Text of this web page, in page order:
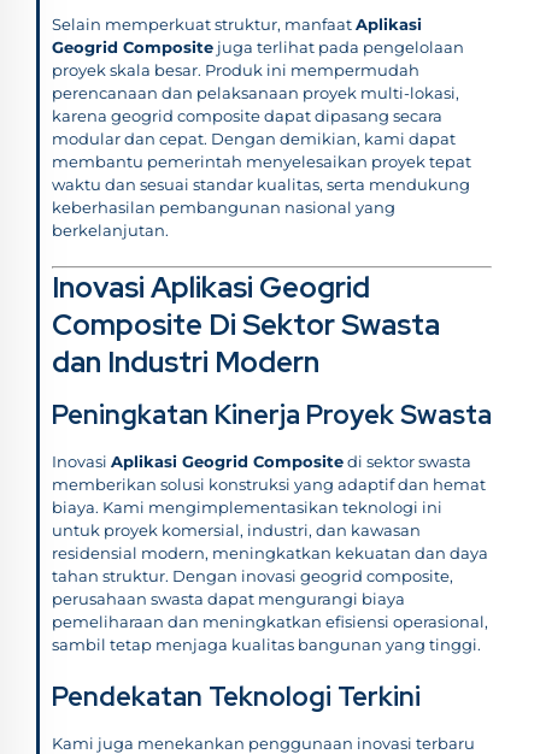
Selain memperkuat struktur, manfaatAplikasi
Geogrid Composite juga terlihat pada pengelolaan
proyek skala besar. Produk ini mempermudah
perencanaan dan pelaksanaan proyek multi-lokasi,
karena geogrid composite dapat dipasang secara
modular dan cepat. Dengan demikian, kami dapat
membantu pemerintah menyelesaikan proyek tepat
waktu dan sesuai standar kualitas, serta mendukung
keberhasilan pembangunan nasional yang
berkelanjutan.
Inovasi Aplikasi Geogrid
Composite Di Sektor Swasta
dan Industri Modern
Peningkatan Kinerja Proyek Swasta
Inovasi Aplikasi Geogrid Compositedi sektor swasta
memberikan solusi konstruksi yang adaptif dan hemat
biaya. Kami mengimplementasikan teknologi ini
untuk proyek komersial, industri, dan kawasan
residensial modern, meningkatkan kekuatan dan daya
tahan struktur. Dengan inovasi geogrid composite,
perusahaan swasta dapat mengurangi biaya
pemeliharaan dan meningkatkan efisiensi operasional,
sambil tetap menjaga kualitas bangunan yang tinggi.
Pendekatan Teknologi Terkini
Kami juga menekankan penggunaan inovasi terbaru